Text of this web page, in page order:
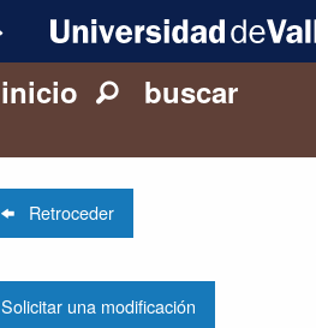
inicio
buscar
Retroceder
Solicitar una modificación